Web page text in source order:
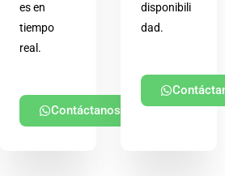
es en
tiempo
real.
Contáctanos
disponibili
dad.